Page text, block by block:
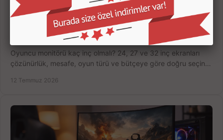
Oyuncu Monitörü Kaç İnç Olmalı? Doğru Seçim
Oyuncu monitörü kaç inç olmalı? 24, 27 ve 32 inç ekranları
çözünürlük, mesafe, oyun türü ve bütçeye göre doğru seçin,
12 Temmuz 2026